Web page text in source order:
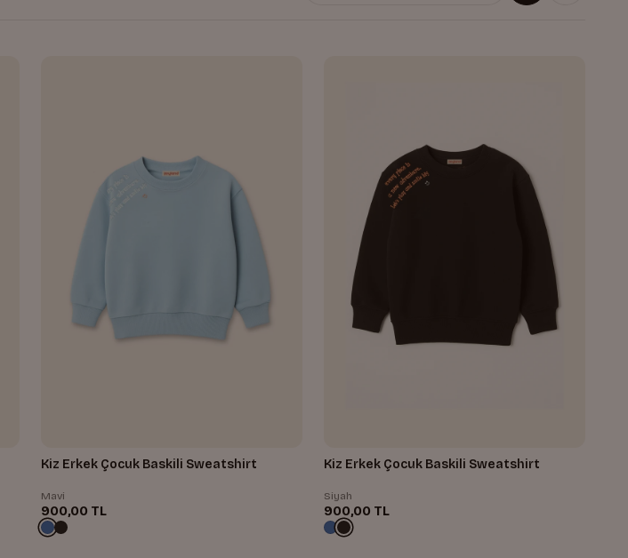
Kiz Erkek Çocuk Baskili Sweatshirt
Mavi
900,00 TL
Kiz Erkek Çocuk Baskili Sweatshirt
Siyah
900,00 TL